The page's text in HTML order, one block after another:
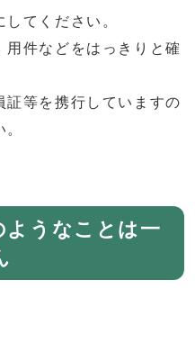
してください。
用件などをはっきりと確
証等を携行していますの
ようなことは一